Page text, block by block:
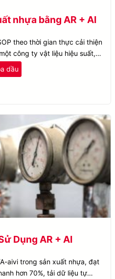
nhựa bằng AR + AI
theo thời gian thực cải thiện
công ty vật liệu hiệu suất,
thời gian chết.
dầu
Dụng AR + AI
aivi trong sản xuất nhựa, đạt
hơn 70%, tải dữ liệu tự